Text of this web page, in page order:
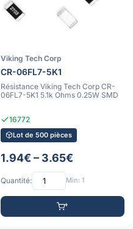
Viking Tech Corp
CR-06FL7-5K1
Résistance Viking Tech Corp CR-
06FL7-5K1 5.1k Ohms 0.25W SMD
16772
Lot de 500 pièces
1.94€ – 3.65€
Quantité: Min: 1